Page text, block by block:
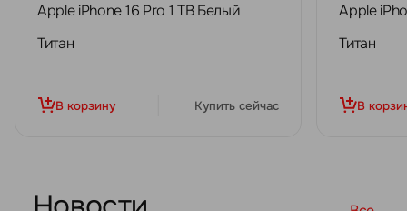
Apple iPhone 16 Pro 1 TB Белый
Титан
В корзину Купить сейчас
Apple
Титан
В